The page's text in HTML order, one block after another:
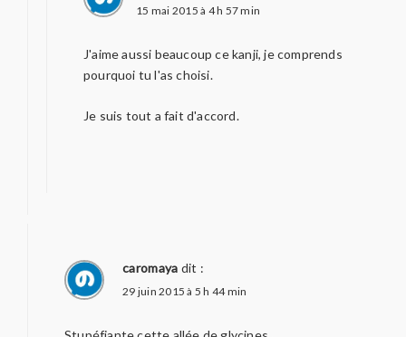
15 mai 2015 à 4 h 57 min
J'aime aussi beaucoup ce kanji, je comprends
pourquoi tu l'as choisi.
Je suis tout a fait d'accord.
caromaya dit :
29 juin 2015 à 5 h 44 min